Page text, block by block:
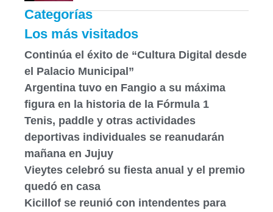
Categorías
Los más visitados
Continúa el éxito de “Cultura Digital desde
el Palacio Municipal”
Argentina tuvo en Fangio a su máxima
figura en la historia de la Fórmula 1
Tenis, paddle y otras actividades
deportivas individuales se reanudarán
mañana en Jujuy
Vieytes celebró su fiesta anual y el premio
quedó en casa
Kicillof se reunió con intendentes para